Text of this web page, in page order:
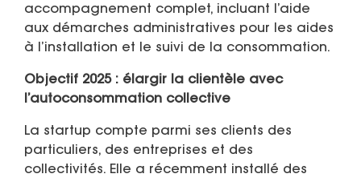
accompagnement complet, incluant l’aide
aux démarches administratives pour les aides
à l’installation et le suivi de la consommation.
Objectif 2025 : élargir la clientèle avec
l’autoconsommation collective
La startup compte parmi ses clients des
particuliers, des entreprises et des
collectivités. Elle a récemment installé des